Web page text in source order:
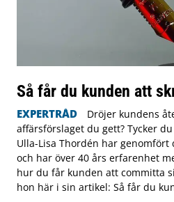
Så får du kunden att
EXPERTRÅD
Dröjer kundens
affärsförslaget du gett? Tycker
Ulla-Lisa Thordén har genomfört
och har över 40 års erfarenhet
hur du får kunden att committa
hon här i sin artikel: Så får du